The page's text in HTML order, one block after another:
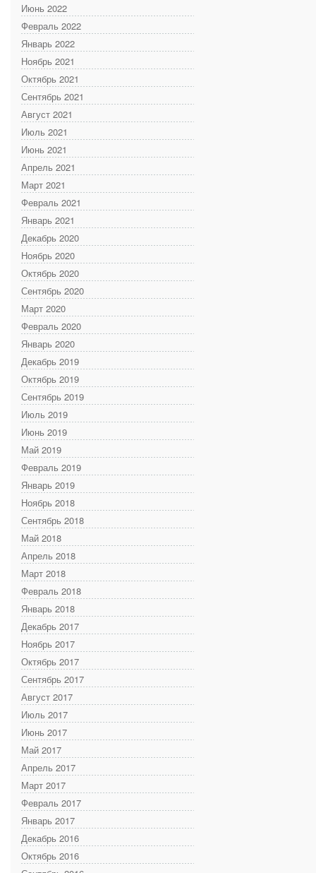
Июнь 2022
Февраль 2022
Январь 2022
Ноябрь 2021
Октябрь 2021
Сентябрь 2021
Август 2021
Июль 2021
Июнь 2021
Апрель 2021
Март 2021
Февраль 2021
Январь 2021
Декабрь 2020
Ноябрь 2020
Октябрь 2020
Сентябрь 2020
Март 2020
Февраль 2020
Январь 2020
Декабрь 2019
Октябрь 2019
Сентябрь 2019
Июль 2019
Июнь 2019
Май 2019
Февраль 2019
Январь 2019
Ноябрь 2018
Сентябрь 2018
Май 2018
Апрель 2018
Март 2018
Февраль 2018
Январь 2018
Декабрь 2017
Ноябрь 2017
Октябрь 2017
Сентябрь 2017
Август 2017
Июль 2017
Июнь 2017
Май 2017
Апрель 2017
Март 2017
Февраль 2017
Январь 2017
Декабрь 2016
Октябрь 2016